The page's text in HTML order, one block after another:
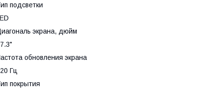
подсветки
экрана, дюйм
обновления экрана
Гц
покрытия